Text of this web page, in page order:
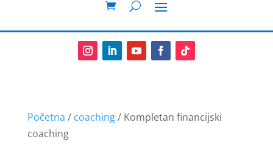
Početna / coaching/ Kompletan financijski
coaching